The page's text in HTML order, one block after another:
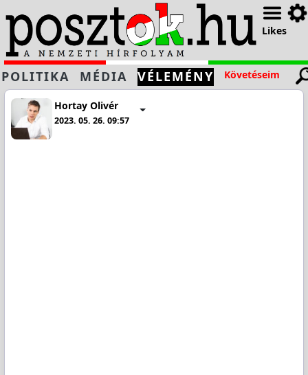
Likes
POLITIKA MÉDIA VÉLEMÉNY Követéseim
Hortay Olivér
2023. 05. 26. 09:57